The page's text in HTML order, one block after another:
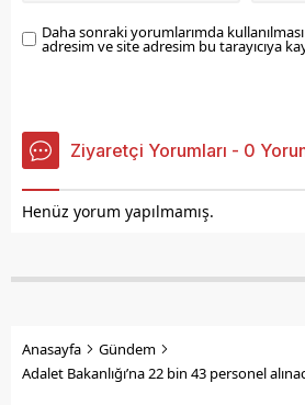
Daha sonraki yorumlarımda
adresim ve site adresim bu tarayıcıya
Ziyaretçi Yorumları - 0
Henüz yorum yapılmamış.
Anasayfa
Gündem
Adalet Bakanlığı’na 22 bin 43 personel